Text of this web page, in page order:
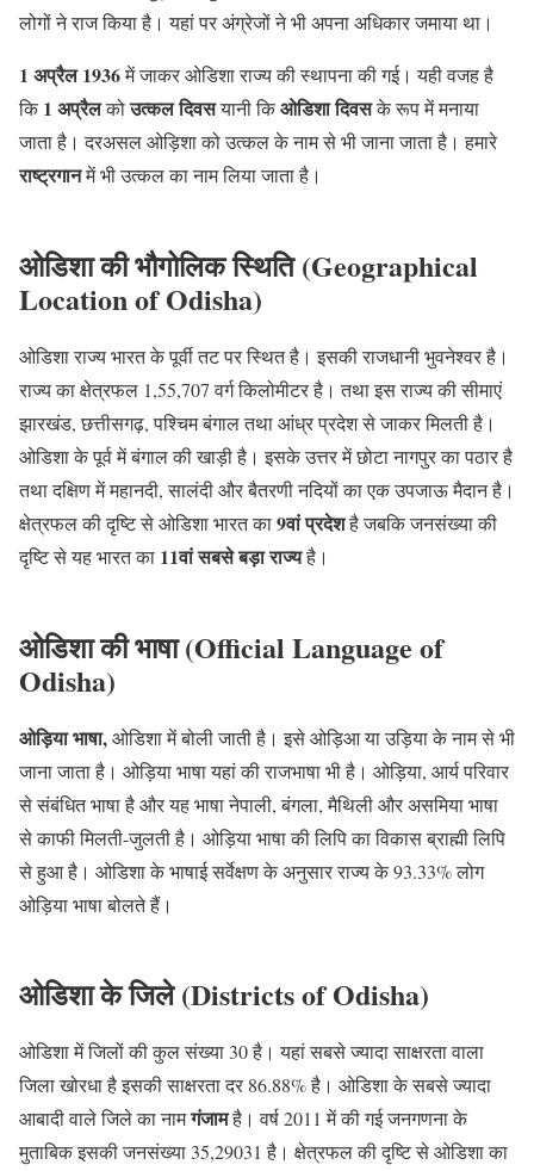
लोगों ने राज किया है। यहां पर अंग्रेजों ने भी अपना अधिकार जमाया था।
1 अप्रैल 1936में जाकर ओडिशा राज्य की स्थापना की गई। यही वजह है
कि 1 अप्रैलकोउत्कल दिवसयानी किओडिशा दिवसके रूप में मनाया
जाता है। दरअसल ओड़िशा को उत्कल के नाम से भी जाना जाता है। हमारे
राष्ट्रगानमें भी उत्कल का नाम लिया जाता है।
ओडिशा की भौगोलिक स्थिति (Geographical
Location of Odisha)
ओडिशा राज्य भारत के पूर्वी तट पर स्थित है। इसकी राजधानी भुवनेश्वर है।
राज्य का क्षेत्रफल 1,55,707 वर्ग किलोमीटर है। तथा इस राज्य की सीमाएं
झारखंड, छत्तीसगढ़, पश्चिम बंगाल तथा आंध्र प्रदेश से जाकर मिलती है।
ओडिशा के पूर्व में बंगाल की खाड़ी है। इसके उत्तर में छोटा नागपुर का पठार है
तथा दक्षिण में महानदी, सालंदी और बैतरणी नदियों का एक उपजाऊ मैदान है।
क्षेत्रफल की दृष्टि से ओडिशा भारत का9वां प्रदेशहै जबकि जनसंख्या की
दृष्टि से यह भारत का 11वां सबसे बड़ा राज्यहै।
ओडिशा की भाषा (Official Language of
Odisha)
ओड़िया भाषा,ओडिशा में बोली जाती है। इसे ओड़िआ या उड़िया के नाम से भी
जाना जाता है। ओड़िया भाषा यहां की राजभाषा भी है। ओड़िया, आर्य परिवार
से संबंधित भाषा है और यह भाषा नेपाली, बंगला, मैथिली और असमिया भाषा
से काफी मिलती-जुलती है। ओड़िया भाषा की लिपि का विकास ब्राह्मी लिपि
से हुआ है। ओडिशा के भाषाई सर्वेक्षण के अनुसार राज्य के 93.33% लोग
ओड़िया भाषा बोलते हैं।
ओडिशा के जिले (Districts of Odisha)
ओडिशा में जिलों की कुल संख्या 30 है। यहां सबसे ज्यादा साक्षरता वाला
जिला खोरधा है इसकी साक्षरता दर 86.88% है। ओडिशा के सबसे ज्यादा
आबादी वाले जिले का नामगंजामहै। वर्ष 2011 में की गई जनगणना के
मुताबिक इसकी जनसंख्या 35,29031 है। क्षेत्रफल की दृष्टि से ओडिशा का